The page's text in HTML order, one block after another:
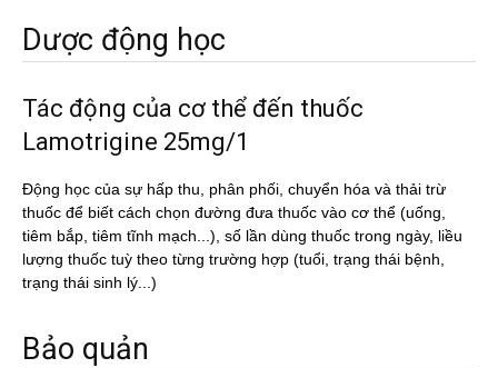
Dược động học
Tác động của cơ thể đến thuốc
Lamotrigine 25mg/1
Động học của sự hấp thu, phân phối, chuyển hóa và thải trừ
thuốc để biết cách chọn đường đưa thuốc vào cơ thể (uống,
tiêm bắp, tiêm tĩnh mạch...), số lần dùng thuốc trong ngày, liều
lượng thuốc tuỳ theo từng trường hợp (tuổi, trạng thái bệnh,
trạng thái sinh lý...)
Bảo quản